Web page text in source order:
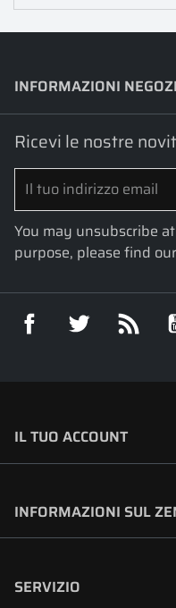
INFORMAZIONI
Ricevi le nostre
You may unsubscribe
purpose, please find
Facebook Twitter
IL TUO ACCOUNT
INFORMAZIONI SUL
SERVIZIO